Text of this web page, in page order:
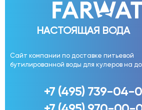
НАСТОЯЩАЯ ВОДА
Сайт компании по доставке питьевой
бутилированной воды для кулеров на
+7 (495) 739-04-